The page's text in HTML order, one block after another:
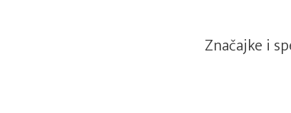
Značajke i